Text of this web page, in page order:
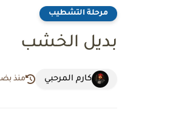
مرحلة التشطيب
بديل الخشب
كارم المرحبي منذ